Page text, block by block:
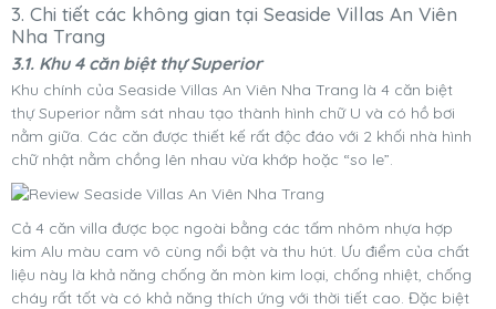
3. Chi tiết các không gian tại Seaside Villas An Viên
Nha Trang
3.1. Khu 4 căn biệt thự Superior
Khu chính của Seaside Villas An Viên Nha Trang là 4 căn biệt
thự Superior nằm sát nhau tạo thành hình chữ U và có hồ bơi
nằm giữa. Các căn được thiết kế rất độc đáo với 2 khối nhà hình
chữ nhật nằm chồng lên nhau vừa khớp hoặc “so le”.
Cả 4 căn villa được bọc ngoài bằng các tấm nhôm nhựa hợp
kim Alu màu cam vô cùng nổi bật và thu hút. Ưu điểm của chất
liệu này là khả năng chống ăn mòn kim loại, chống nhiệt, chống
cháy rất tốt và có khả năng thích ứng với thời tiết cao. Đặc biệt